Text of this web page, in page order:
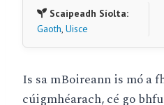
Scaipeadh Síolta:
Gaoth, Uisce
Is sa mBoireann is mó a
cúigmhéarach, cé go